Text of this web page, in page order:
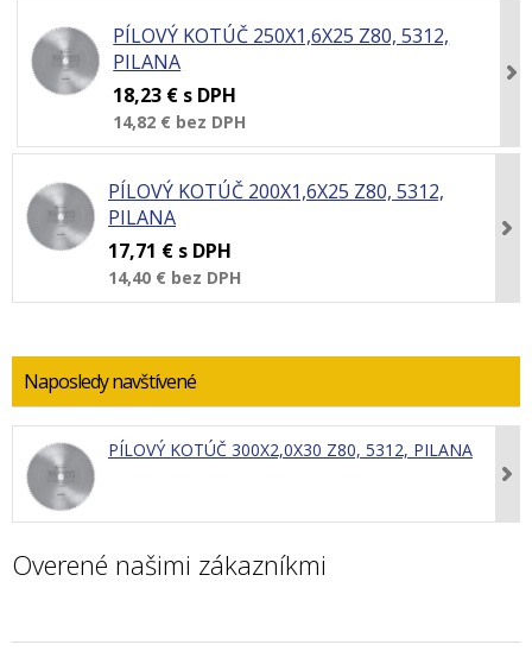
PÍLOVÝ KOTÚČ 250X1,6X25 Z80, 5312,
PILANA
18,23 € s DPH
14,82 € bez DPH
PÍLOVÝ KOTÚČ 200X1,6X25 Z80, 5312,
PILANA
17,71 € s DPH
14,40 € bez DPH
Naposledy navštívené
PÍLOVÝ KOTÚČ 300X2,0X30 Z80, 5312, PILANA
Overené našimi zákazníkmi